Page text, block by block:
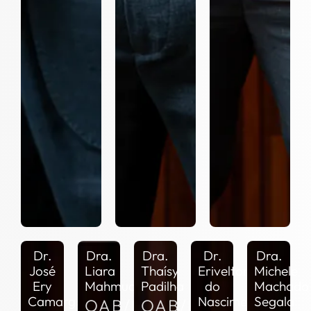
Dr.
José
Ery
Camargo
Dra.
Liara
Mahmud
OAB/RS
Dra.
Thaísy
Padilha
OAB/RS
Dr.
Erivelton
do
Nascimento
Dra.
Michele
Machado
Segala